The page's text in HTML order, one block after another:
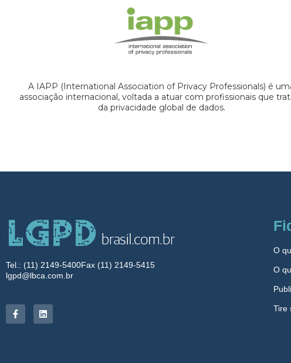
A IAPP (International Association of Privacy Professionals) é
associação internacional, voltada a atuar com profissionais que
da privacidade global de dados.
Tel.: (11) 2149-5400Fax (11) 2149-5415
lgpd@lbca.com.br
O
O
Tire